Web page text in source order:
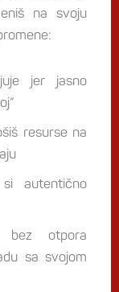
na svoju
jer jasno
resurse na
autentično
otpora
sa svojom